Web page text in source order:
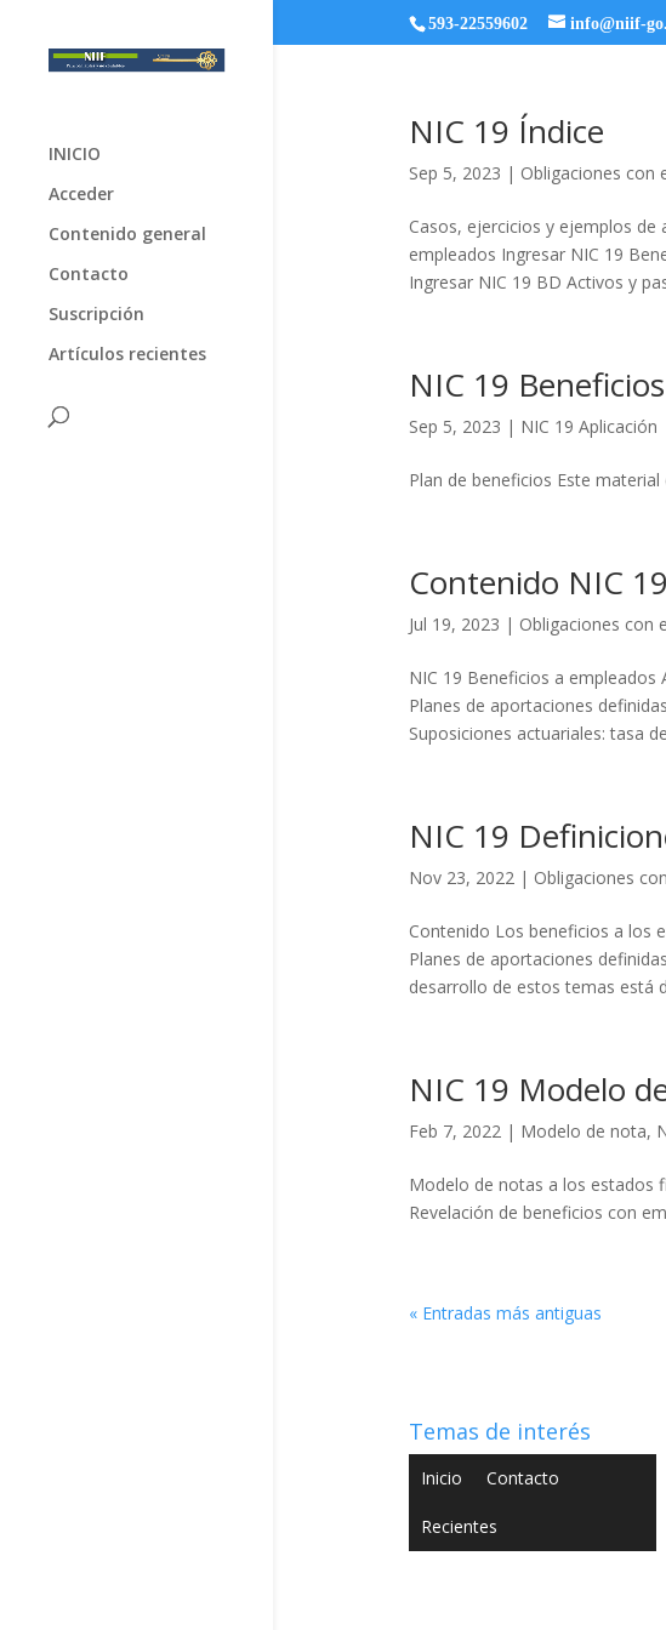
593-22559602 info@niif-
INICIO
Acceder
Contenido general
Contacto
Suscripción
Artículos recientes
NIC 19 Índice
Sep 5, 2023 | Obligaciones con
Casos, ejercicios y ejemplos
empleados Ingresar NIC 19
Ingresar NIC 19 BD Activos y
NIC 19
Sep 5, 2023 | NIC 19 Aplicación
Plan de beneficios Este
Contenido NIC 19
Jul 19, 2023 | Obligaciones con
NIC 19 Beneficios a
Planes de aportaciones
Suposiciones actuariales: tasa
NIC 19
Nov 23, 2022| Obligaciones
Contenido Los beneficios a los
Planes de aportaciones
desarrollo de estos temas está
NIC 19 Modelo
Feb 7, 2022| Modelo de nota,
Modelo de notas a los estados
Revelación de beneficios con
« Entradas más antiguas
Temas de interés
Inicio Contacto
Recientes